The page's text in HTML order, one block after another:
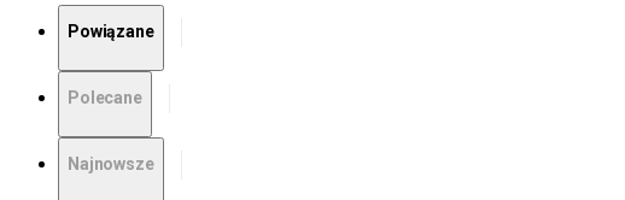
Powiązane
Polecane
Najnowsze